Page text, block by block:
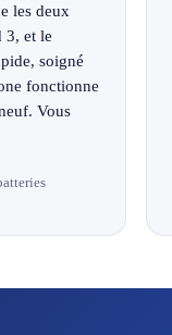
les deux
3, et le
soigné
fonctionne
Vous